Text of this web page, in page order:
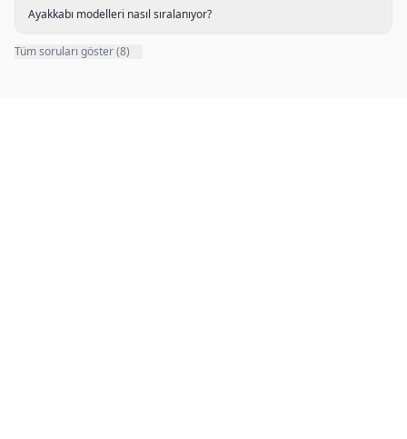
Ayakkabı modelleri nasıl sıralanıyor?
Tüm soruları göster (8)